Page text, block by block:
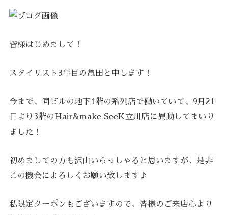
皆様はじめまして！
スタイリスト3年目の亀田と申します！
今まで、同ビルの地下1階の系列店で働いていて、9月21
日より3階のHair&make SeeK立川店に異動してまいり
ました！
初めましての方も沢山いらっしゃると思いますが、是非
この機会によろしくお願い致します♪
私限定クーポンもございますので、皆様のご来店心より